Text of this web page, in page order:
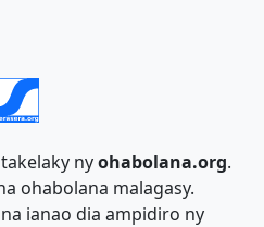
nyohabolana.org.
ohabolana malagasy.
ianao dia ampidiro ny